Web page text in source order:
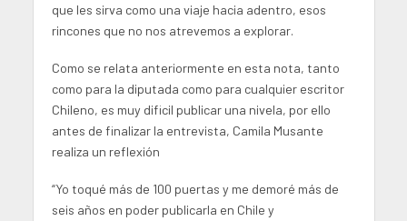
que les sirva como una viaje hacia adentro, esos
rincones que no nos atrevemos a explorar.
Como se relata anteriormente en esta nota, tanto
como para la diputada como para cualquier escritor
Chileno, es muy dificil publicar una nivela, por ello
antes de finalizar la entrevista, Camila Musante
realiza un reflexión
“Yo toqué más de 100 puertas y me demoré más de
seis años en poder publicarla en Chile y